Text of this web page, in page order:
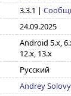
3.3.1 |
24.09.2025
Android 5.x,
12.x, 13.x
Русский
Andrey